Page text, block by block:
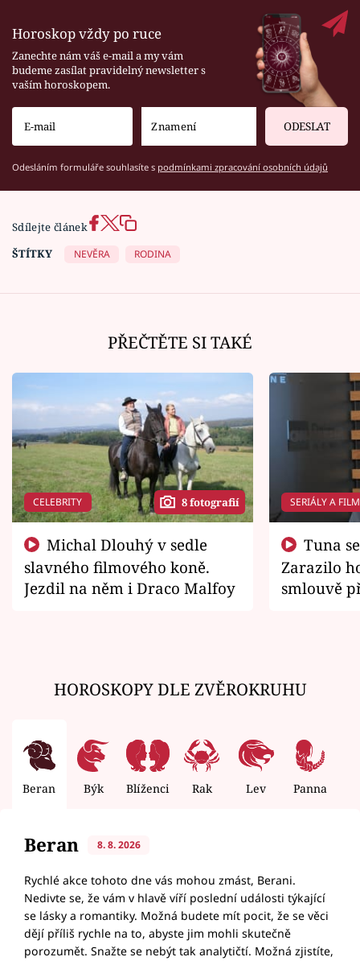
Horoskop vždy po ruce
Zanechte nám váš e-mail a my vám
budeme zasílat pravidelný newsletter s
vaším horoskopem.
ODESLAT
Odesláním formuláře souhlasíte s podmínkami zpracování osobních údajů
Sdílejte článek
ŠTÍTKY
NEVĚRA RODINA
PŘEČTĚTE SI TAKÉ
CELEBRITY 8 fotografií
slavného filmového koně.
Jezdil na něm i Draco Malfoy
SERIÁLY A
Zarazilo
smlouvě
HOROSKOPY DLE ZVĚROKRUHU
Beran Býk Blíženci Rak Lev Panna
Beran 8. 8. 2026
Rychlé akce tohoto dne vás mohou zmást, Berani.
Nedivte se, že vám v hlavě víří poslední události týkající
se lásky a romantiky. Možná budete mít pocit, že se věci
dějí příliš rychle na to, abyste jim mohli skutečně
porozumět. Snažte se nebýt tak analytičtí. Možná zjistíte,